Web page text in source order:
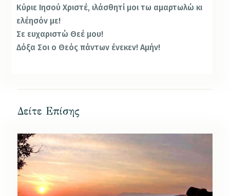
Κύριε Ιησού Χριστέ, ιλάσθητί μοι τω αμαρτωλώ κι
ελέησόν με!
Σε ευχαριστώ Θεέ μου!
Δόξα Σοι ο Θεός πάντων ένεκεν! Αμήν!
Δείτε Επίσης